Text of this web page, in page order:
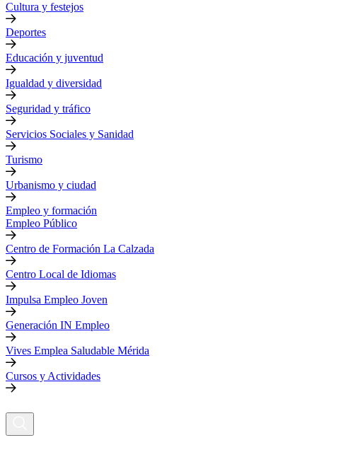
Cultura y festejos
Deportes
Educación y juventud
Igualdad y diversidad
Seguridad y tráfico
Servicios Sociales y Sanidad
Turismo
Urbanismo y ciudad
Empleo y formación
Empleo Público
Centro de Formación La Calzada
Centro Local de Idiomas
Impulsa Empleo Joven
Generación IN Empleo
Vives Emplea Saludable Mérida
Cursos y Actividades